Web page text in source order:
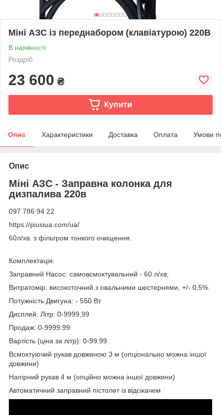
Міні АЗС із переднабором (клавіатурою) 220В
В наявності
Роздріб
23 600 ₴
Купити
Опис Характеристики Доставка Оплата Умови
Опис
Міні АЗС - Заправна колонка для
дизпалива 220в
097 786 94 22
https://piusiua.com/ua/
60л/хв. з фільтром тонкого очищення.
Комплектація:
Заправний Насос: самовсмоктувальний - 60 л/хв;
Витратомір: високоточний з овальними шестернями, +/- 0,5%
Потужність Двигуна: - 550 Вт
Дисплей: Літр: 0-9999,99
Продаж: 0-9999.99
Вартість (ціна за літр): 0-99.99
Всмоктуючий рукав довжиною 3 м (опціонально можна іншої
довжини)
Напірний рукав 4 м (опційно можна іншої довжини)
Автоматичний заправний пістолет із відсікачем